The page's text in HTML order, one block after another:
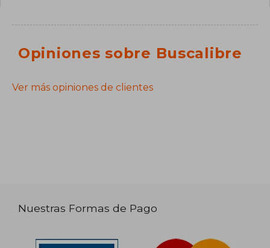
Opiniones sobre Buscalibre
Ver más opiniones de clientes
Nuestras Formas de Pago